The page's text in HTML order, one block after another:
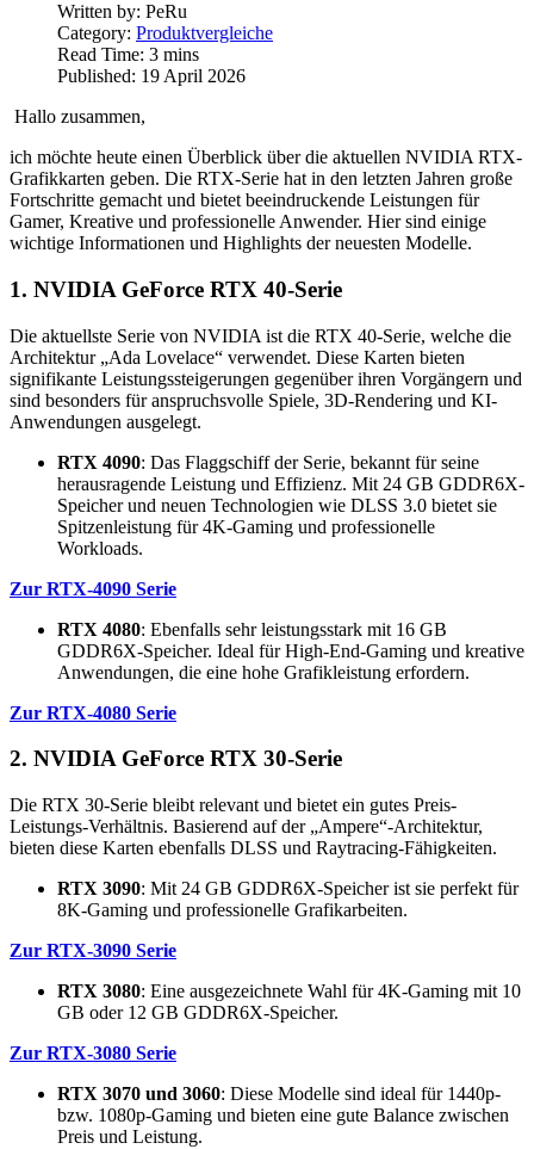
Written by: PeRu
Category: Produktvergleiche
Read Time: 3 mins
Published: 19 April 2026
Hallo zusammen,
ich möchte heute einen Überblick über die aktuellen NVIDIA RTX-
Grafikkarten geben. Die RTX-Serie hat in den letzten Jahren große
Fortschritte gemacht und bietet beeindruckende Leistungen für
Gamer, Kreative und professionelle Anwender. Hier sind einige
wichtige Informationen und Highlights der neuesten Modelle.
1. NVIDIA GeForce RTX 40-Serie
Die aktuellste Serie von NVIDIA ist die RTX 40-Serie, welche die
Architektur „Ada Lovelace“ verwendet. Diese Karten bieten
signifikante Leistungssteigerungen gegenüber ihren Vorgängern und
sind besonders für anspruchsvolle Spiele, 3D-Rendering und KI-
Anwendungen ausgelegt.
RTX 4090: Das Flaggschiff der Serie, bekannt für seine
herausragende Leistung und Effizienz. Mit 24 GB GDDR6X-
Speicher und neuen Technologien wie DLSS 3.0 bietet sie
Spitzenleistung für 4K-Gaming und professionelle
Workloads.
Zur RTX-4090 Serie
RTX 4080: Ebenfalls sehr leistungsstark mit 16 GB
GDDR6X-Speicher. Ideal für High-End-Gaming und kreative
Anwendungen, die eine hohe Grafikleistung erfordern.
Zur RTX-4080 Serie
2. NVIDIA GeForce RTX 30-Serie
Die RTX 30-Serie bleibt relevant und bietet ein gutes Preis-
Leistungs-Verhältnis. Basierend auf der „Ampere“-Architektur,
bieten diese Karten ebenfalls DLSS und Raytracing-Fähigkeiten.
RTX 3090: Mit 24 GB GDDR6X-Speicher ist sie perfekt für
8K-Gaming und professionelle Grafikarbeiten.
Zur RTX-3090 Serie
RTX 3080: Eine ausgezeichnete Wahl für 4K-Gaming mit 10
GB oder 12 GB GDDR6X-Speicher.
Zur RTX-3080 Serie
RTX 3070 und 3060: Diese Modelle sind ideal für 1440p-
bzw. 1080p-Gaming und bieten eine gute Balance zwischen
Preis und Leistung.